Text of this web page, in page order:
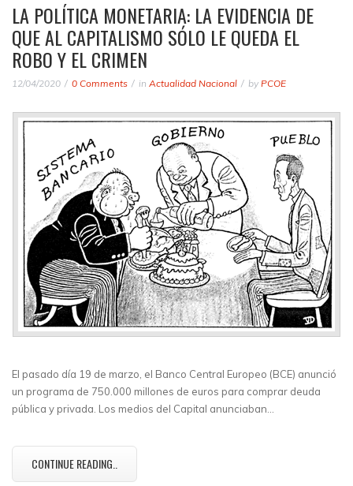
LA POLÍTICA MONETARIA: LA EVIDENCIA DE
QUE AL CAPITALISMO SÓLO LE QUEDA EL
ROBO Y EL CRIMEN
12/04/2020 0 Comments in Actualidad Nacional by PCOE
El pasado día 19 de marzo, el Banco Central Europeo (BCE) anunció
un programa de 750.000 millones de euros para comprar deuda
pública y privada. Los medios del Capital anunciaban…
CONTINUE READING..